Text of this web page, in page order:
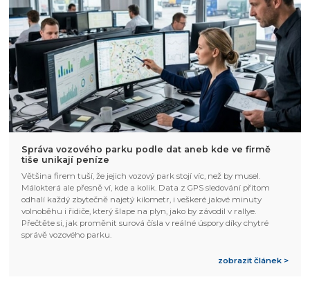
Správa vozového parku podle dat aneb kde ve firmě
tiše unikají peníze
Většina firem tuší, že jejich vozový park stojí víc, než by musel.
Málokterá ale přesně ví, kde a kolik. Data z GPS sledování přitom
odhalí každý zbytečně najetý kilometr, i veškeré jalové minuty
volnoběhu i řidiče, který šlape na plyn, jako by závodil v rallye.
Přečtěte si, jak proměnit surová čísla v reálné úspory díky chytré
správě vozového parku.
zobrazit článek >